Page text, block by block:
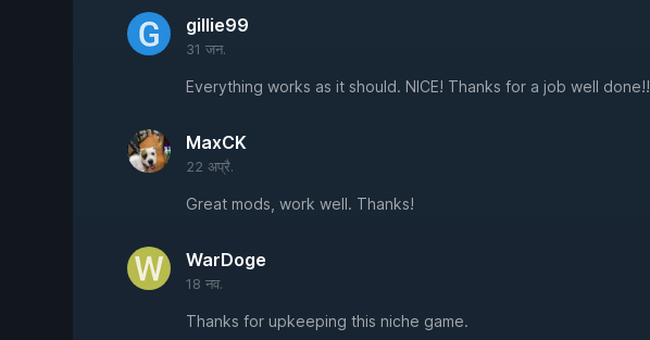
gillie99
31 जन.
Everything works as it should. NICE! Thanks for a job well done!!
MaxCK
22 अप्रै.
Great mods, work well. Thanks!
WarDoge
18 नव.
Thanks for upkeeping this niche game.